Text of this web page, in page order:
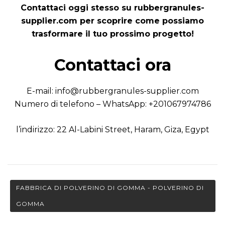
Contattaci oggi stesso su rubbergranules-
supplier.com per scoprire come possiamo
trasformare il tuo prossimo progetto!
Contattaci ora
E-mail: info@rubbergranules-supplier.com
Numero di telefono – WhatsApp: +201067974786
l’indirizzo: 22 Al-Labini Street, Haram, Giza, Egypt
FABBRICA DI POLVERINO DI GOMMA - POLVERINO DI
GOMMA